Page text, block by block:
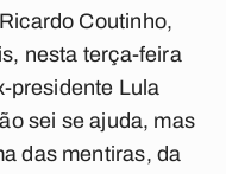
Coutinho,
nesta terça-feira
presidente Lula
sei se ajuda, mas
das mentiras, da